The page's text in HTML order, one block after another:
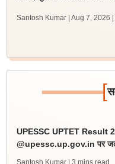
Santosh Kumar | Aug 7, 2026
[
UPESSC UPTET Result
@upessc.up.gov.in पर
Santosh Kumar | 3 mins read